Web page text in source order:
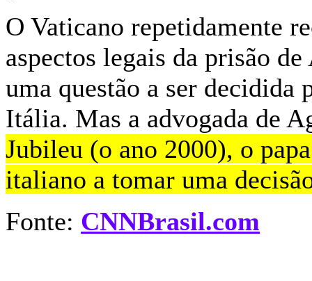
O Vaticano repetidamente
aspectos legais da prisão
uma questão a ser decidida
Itália. Mas a advogada de
Jubileu (o ano 2000), o
italiano a tomar uma
Fonte: CNNBrasil.com